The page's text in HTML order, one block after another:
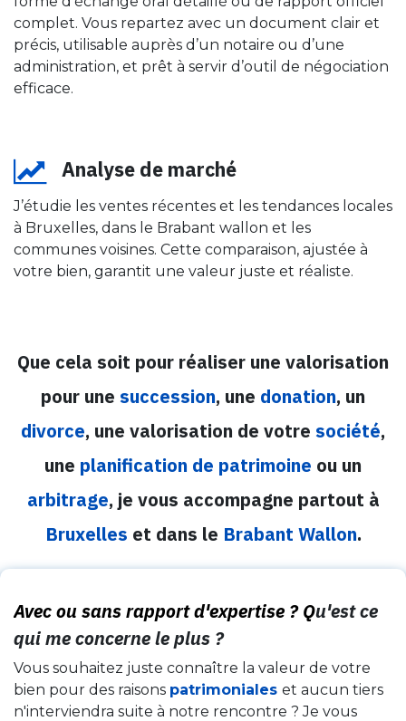
complet. Vous repartez avec un document clair et
précis, utilisable auprès d’un notaire ou d’une
administration, et prêt à servir d’outil de négociation
efficace.
Analyse de marché
J’étudie les ventes récentes et les tendances locales
à Bruxelles, dans le Brabant wallon et les
communes voisines. Cette comparaison, ajustée à
votre bien, garantit une valeur juste et réaliste.
Que cela soit pour réaliser une valorisation
pour une succession, une donation, un
divorce, une valorisation de votre société,
une planification de patrimoine ou un
arbitrage, je vous accompagne partout à
Bruxelles et dans le Brabant Wallon.
Avec ou sans rapport d'expertise ? Qu'est ce
qui me concerne le plus ?
Vous souhaitez juste connaître la valeur de votre
bien pour des raisons patrimoniales et aucun tiers
n'interviendra suite à notre rencontre ? Je vous